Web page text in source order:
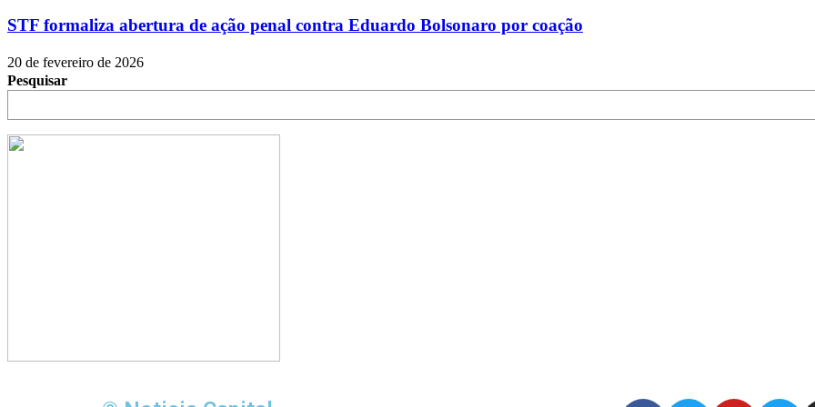
STF formaliza abertura de ação penal contra Eduardo Bolsonaro por coação
20 de fevereiro de 2026
Pesquisar